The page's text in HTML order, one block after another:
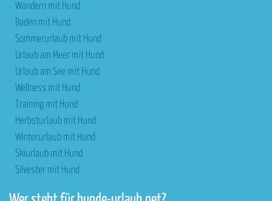
Wandern mit Hund
Baden mit Hund
Sommerurlaub mit Hund
Urlaub am Meer mit Hund
Urlaub am See mit Hund
Wellness mit Hund
Training mit Hund
Herbsturlaub mit Hund
Winterurlaub mit Hund
Skiurlaub mit Hund
Silvester mit Hund